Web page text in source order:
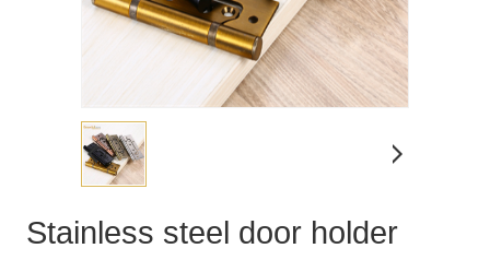
Stainless steel door holder